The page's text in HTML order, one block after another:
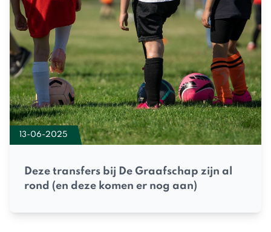
13-06-2025
Deze transfers bij De Graafschap zijn al
rond (en deze komen er nog aan)